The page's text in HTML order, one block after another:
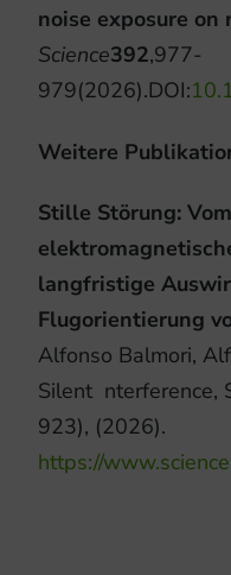
noise exposure
Science392,977-
979(2026).DOI:
Weitere
Stille Störung:
langfristige
Flugorientierung
Alfonso Balmori,
Silent nterference,
923), (2026).
https://